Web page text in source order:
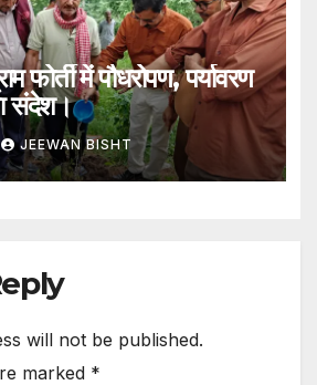
फोर्ती में पौधरोपण, पर्यावरण
संदेश।
JEEWAN BISHT
will not be published.
marked *